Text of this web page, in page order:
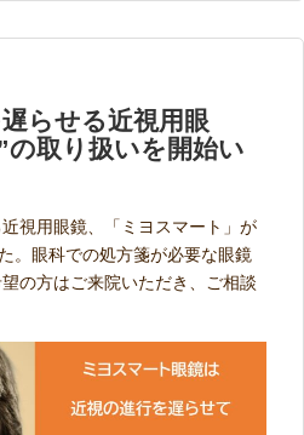
らせる近視用眼
の取り扱いを開始い
視用眼鏡、「ミヨスマート」が
。眼科での処方箋が必要な眼鏡
の方はご来院いただき、ご相談